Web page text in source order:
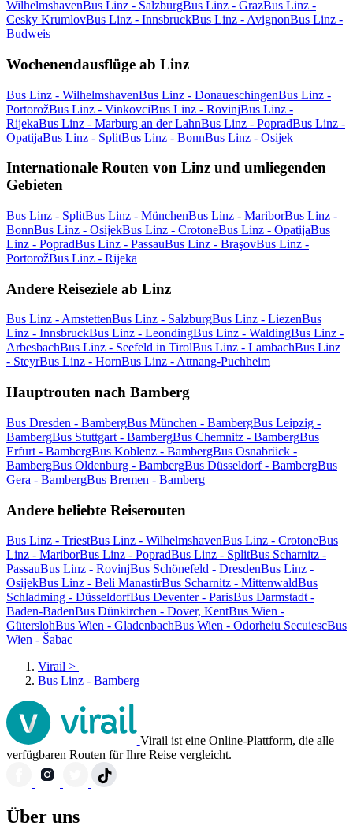
WilhelmshavenBus Linz - SalzburgBus Linz - GrazBus Linz -
Cesky KrumlovBus Linz - InnsbruckBus Linz - AvignonBus Linz -
Budweis
Wochenendausflüge ab Linz
Bus Linz - WilhelmshavenBus Linz - DonaueschingenBus Linz -
PortorožBus Linz - VinkovciBus Linz - RovinjBus Linz -
RijekaBus Linz - Marburg an der LahnBus Linz - PopradBus Linz -
OpatijaBus Linz - SplitBus Linz - BonnBus Linz - Osijek
Internationale Routen von Linz und umliegenden
Gebieten
Bus Linz - SplitBus Linz - MünchenBus Linz - MariborBus Linz -
BonnBus Linz - OsijekBus Linz - CrotoneBus Linz - OpatijaBus
Linz - PopradBus Linz - PassauBus Linz - BraşovBus Linz -
PortorožBus Linz - Rijeka
Andere Reiseziele ab Linz
Bus Linz - AmstettenBus Linz - SalzburgBus Linz - LiezenBus
Linz - InnsbruckBus Linz - LeondingBus Linz - WaldingBus Linz -
ArbesbachBus Linz - Seefeld in TirolBus Linz - LambachBus Linz
- SteyrBus Linz - HornBus Linz - Attnang-Puchheim
Hauptrouten nach Bamberg
Bus Dresden - BambergBus München - BambergBus Leipzig -
BambergBus Stuttgart - BambergBus Chemnitz - BambergBus
Erfurt - BambergBus Koblenz - BambergBus Osnabrück -
BambergBus Oldenburg - BambergBus Düsseldorf - BambergBus
Gera - BambergBus Bremen - Bamberg
Andere beliebte Reiserouten
Bus Linz - TriestBus Linz - WilhelmshavenBus Linz - CrotoneBus
Linz - MariborBus Linz - PopradBus Linz - SplitBus Scharnitz -
PassauBus Linz - RovinjBus Schönefeld - DresdenBus Linz -
OsijekBus Linz - Beli ManastirBus Scharnitz - MittenwaldBus
Schladming - DüsseldorfBus Deventer - ParisBus Darmstadt -
Baden-BadenBus Dünkirchen - Dover, KentBus Wien -
GüterslohBus Wien - GladenbachBus Wien - Odorheiu SecuiescBus
Wien - Šabac
Virail >
Bus Linz - Bamberg
Virail ist eine Online-Plattform, die alle
verfügbaren Routen für Ihre Reise vergleicht.
Über uns